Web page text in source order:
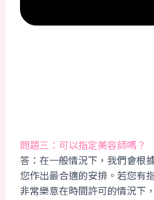
問題三：可以指定美容師嗎？
答：在一般情況下，我們會根
您作出最合適的安排。若您有
非常樂意在時間許可的情況下